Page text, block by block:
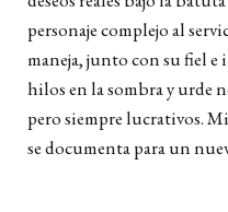
personaje complejo al
maneja, junto con su fiel e
hilos en la sombra y urde
pero siempre lucrativos.
se documenta para un